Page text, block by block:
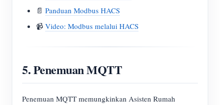
📄 Panduan Modbus HACS
📹 Video: Modbus melalui HACS
5. Penemuan MQTT
Penemuan MQTT memungkinkan Asisten Rumah